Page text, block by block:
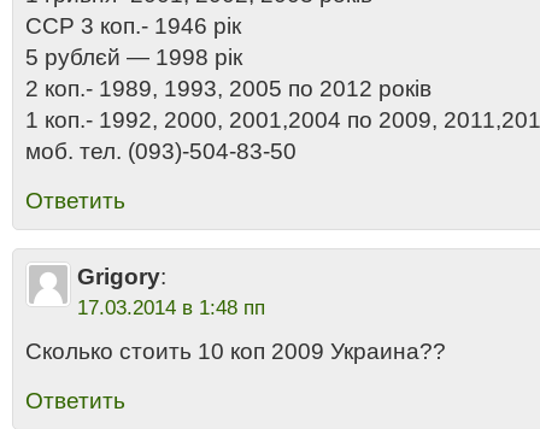
ССР 3 коп.- 1946 рік
5 рублєй — 1998 рік
2 коп.- 1989, 1993, 2005 по 2012 років
1 коп.- 1992, 2000, 2001,2004 по 2009,
моб. тел. (093)-504-83-50
Ответить
Grigory:
17.03.2014 в 1:48 пп
Сколько стоить 10 коп 2009 Украина??
Ответить